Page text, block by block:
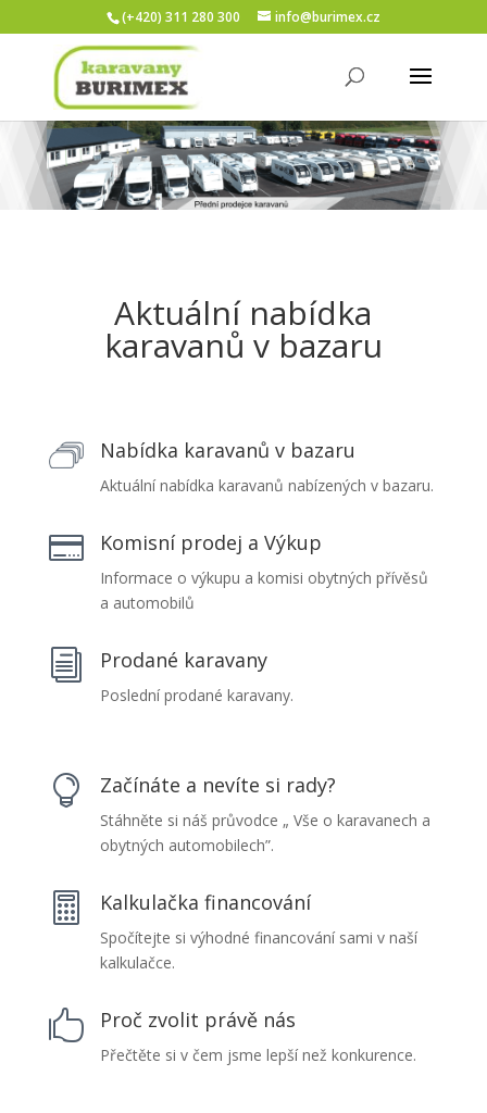
(+420) 311 280 300 info@burimex.cz
Aktuální nabídka
karavanů v bazaru
Nabídka karavanů v bazaru
Aktuální nabídka karavanů nabízených v bazaru.
 Komisní prodej a Výkup
Informace o výkupu a komisi obytných přívěsů
a automobilů
i Prodané karavany
Poslední prodané karavany.
 Začínáte a nevíte si rady?
Stáhněte si náš průvodce „ Vše o karavanech a
obytných automobilech”.
 Kalkulačka financování
Spočítejte si výhodné financování sami v naší
kalkulačce.
 Proč zvolit právě nás
Přečtěte si v čem jsme lepší než konkurence.